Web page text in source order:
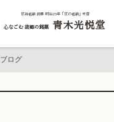
京都老舗 創業 明治25年「京の老舗」受賞
心なごむ 故郷の銘菓 青木光悦堂
ブログ